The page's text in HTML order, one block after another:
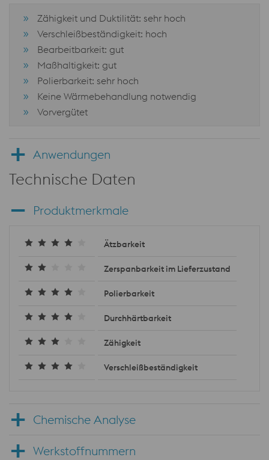
Zähigkeit und Duktilität: sehr hoch
Verschleißbeständigkeit: hoch
Bearbeitbarkeit: gut
Maßhaltigkeit: gut
Polierbarkeit: sehr hoch
Keine Wärmebehandlung notwendig
Vorvergütet
Anwendungen
Technische Daten
Produktmerkmale
Ätzbarkeit
Zerspanbarkeit im Lieferzustand
Polierbarkeit
Durchhärtbarkeit
Zähigkeit
Verschleißbeständigkeit
Chemische Analyse
Werkstoffnummern